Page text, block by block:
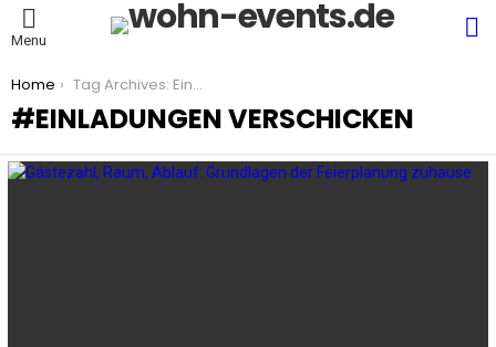
Menu
You are here:
Home Tag Archives: Einladungen verschicken
EINLADUNGEN VERSCHICKEN